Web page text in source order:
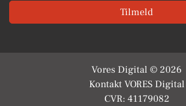
Tilmeld
Vores Digital © 2026
Kontakt VORES Digital
CVR: 41179082